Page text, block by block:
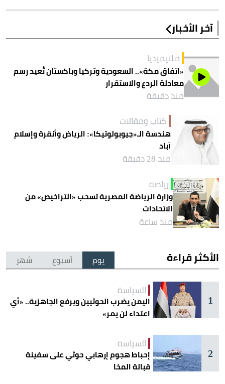
آخر الأخبار
ملتيميديا
«اتفاق مكة».. السعودية وتركيا وباكستان تُعيد رسم
معادلة الردع والاستقرار
منذ دقيقة
كتاب ومقالات
هندسة الـ«جيوبولوتيكا»: الرياض وأنقرة وإسلام
آباد
منذ 28 دقيقة
رياضة
وزارة الرياضة المصرية تسحب «التراخيص» من
الاتحادات
منذ ساعة
الأكثر قراءة يوم أسبوع شهر
1
السياسة
اليمن يضرب الحوثيين ويرفع الجاهزية.. «أي
اعتداء لن يمر»
2
السياسة
إحباط هجوم إرهابي حوثي على سفينة
قبالة المخا